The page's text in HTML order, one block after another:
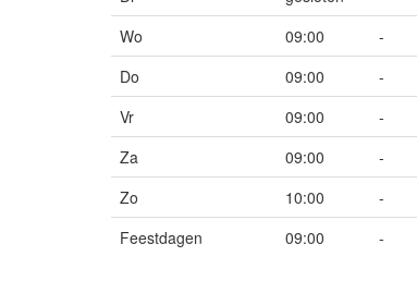
Wo
09:00 -
Do
09:00 -
Vr
09:00 -
Za
09:00 -
Zo
10:00 -
Feestdagen
09:00 -